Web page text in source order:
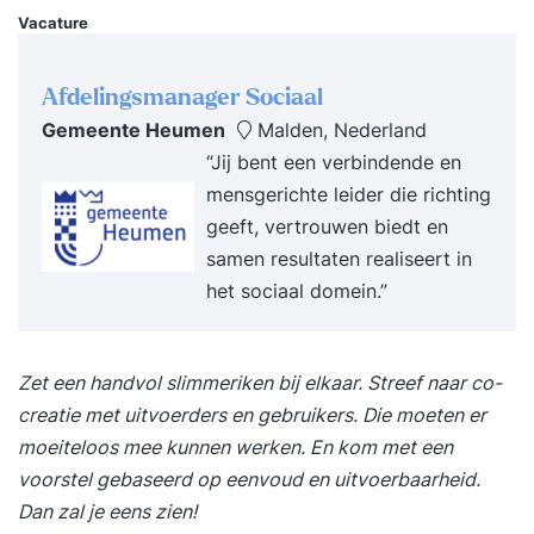
adviespraktijk.
Vacature
Afdelingsmanager Sociaal
Gemeente Heumen
Malden, Nederland
“Jij bent een verbindende en
mensgerichte leider die richting
geeft, vertrouwen biedt en
samen resultaten realiseert in
het sociaal domein.”
Zet een handvol slimmeriken bij elkaar. Streef naar co-
creatie met uitvoerders en gebruikers. Die moeten er
moeiteloos mee kunnen werken. En kom met een
voorstel gebaseerd op eenvoud en uitvoerbaarheid.
Dan zal je eens zien!